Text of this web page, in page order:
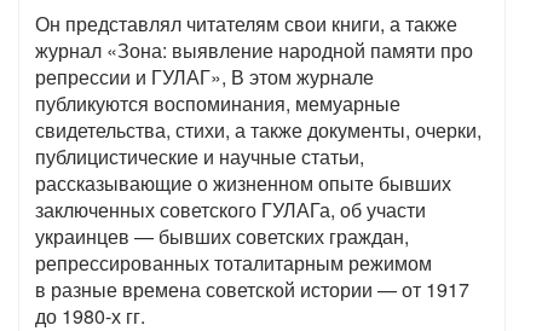
Он представлял читателям свои книги, а также
журнал «Зона: выявление народной памяти про
репрессии и ГУЛАГ», В этом журнале
публикуются воспоминания, мемуарные
свидетельства, стихи, а также документы, очерки,
публицистические и научные статьи,
рассказывающие о жизненном опыте бывших
заключенных советского ГУЛАГа, об участи
украинцев — бывших советских граждан,
репрессированных тоталитарным режимом
в разные времена советской истории — от 1917
до 1980-х гг.